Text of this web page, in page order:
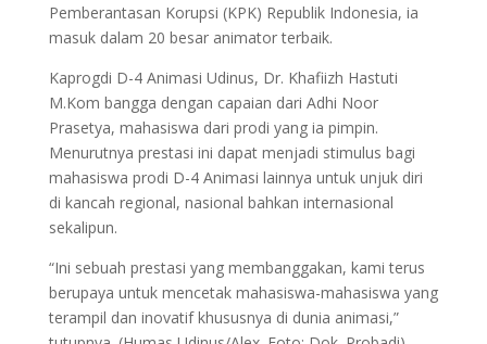
Pemberantasan Korupsi (KPK) Republik Indonesia, ia
masuk dalam 20 besar animator terbaik.
Kaprogdi D-4 Animasi Udinus, Dr. Khafiizh Hastuti
M.Kom bangga dengan capaian dari Adhi Noor
Prasetya, mahasiswa dari prodi yang ia pimpin.
Menurutnya prestasi ini dapat menjadi stimulus bagi
mahasiswa prodi D-4 Animasi lainnya untuk unjuk diri
di kancah regional, nasional bahkan internasional
sekalipun.
“Ini sebuah prestasi yang membanggakan, kami terus
berupaya untuk mencetak mahasiswa-mahasiswa yang
terampil dan inovatif khususnya di dunia animasi,”